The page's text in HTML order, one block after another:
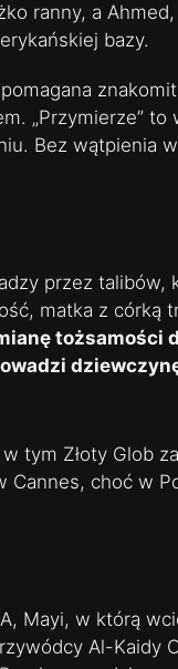
ranny, a
bazy.
„Przymierze” to
Bez wątpienia
przez talibów,
matka z córką
tożsamości
tym Złoty Glob
Cannes, choć w
Mayi, w którą
Al-Kaidy